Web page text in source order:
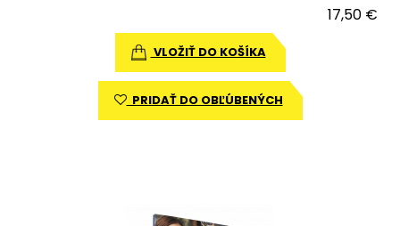
17,50 €
VLOŽIŤ DO KOŠÍKA
PRIDAŤ DO OBĽÚBENÝCH